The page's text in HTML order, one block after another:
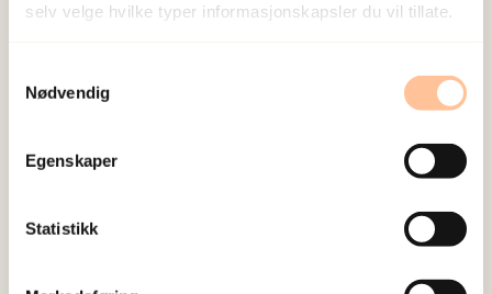
selv velge hvilke typer informasjonskapsler du vil tillate.
Nødvendig
Egenskaper
Statistikk
hos de rammede over tid, og undersøke behovet
– Studien har så langt avdekket et omfattende
deres pårørende. De har behov for helsehjelp
helseplager i etterkant av hendelsen, forteller